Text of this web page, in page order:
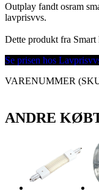
Outplay fandt osram
lavprisvvs.
Dette produkt fra Smart
Se prisen hos
VARENUMMER
ANDRE